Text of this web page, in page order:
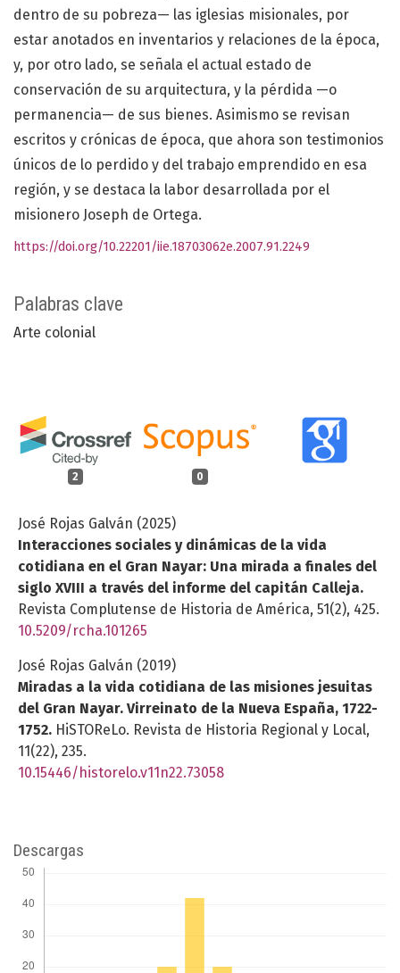
Palabras clave
Arte colonial
2 0
José Rojas Galván (2025)
Interacciones sociales y dinámicas de la vida
cotidiana en el Gran Nayar: Una mirada a finales del
siglo XVIII a través del informe del capitán Calleja.
Revista Complutense de Historia de América, 51(2), 425.
10.5209/rcha.101265
José Rojas Galván (2019)
Miradas a la vida cotidiana de las misiones jesuitas
del Gran Nayar. Virreinato de la Nueva España, 1722-
1752. HiSTOReLo. Revista de Historia Regional y Local,
11(22), 235.
10.15446/historelo.v11n22.73058
dentro de su pobreza— las iglesias misionales, por
estar anotados en inventarios y relaciones de la época,
y, por otro lado, se señala el actual estado de
conservación de su arquitectura, y la pérdida —o
permanencia— de sus bienes. Asimismo se revisan
escritos y crónicas de época, que ahora son testimonios
únicos de lo perdido y del trabajo emprendido en esa
región, y se destaca la labor desarrollada por el
misionero Joseph de Ortega.
https://doi.org/10.22201/iie.18703062e.2007.91.2249
Descargas